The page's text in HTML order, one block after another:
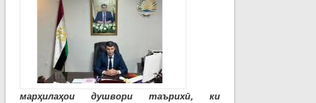
марҳилаҳои душвори таърихӣ, ки